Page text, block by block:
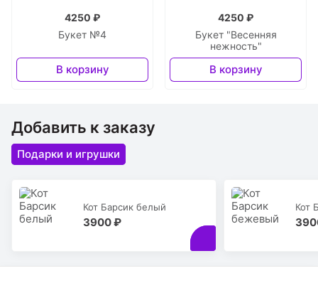
Букет №4
4250 ₽
В корзину
Букет "Весенняя
нежность"
4250 ₽
В корзину
Добавить к заказу
Подарки и игрушки
Кот Барсик белый
3900 ₽
Кот